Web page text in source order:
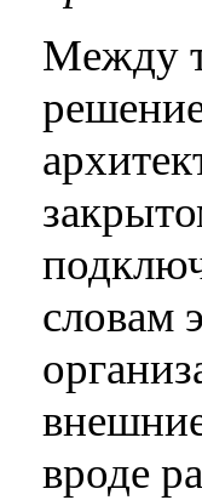
Между
словам
вроде